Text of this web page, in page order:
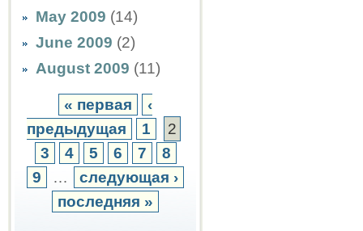
May 2009 (14)
June 2009 (2)
August 2009 (11)
« первая
‹
предыдущая
1
2
3
4 5 6 7
8
9
…
следующая ›
последняя »